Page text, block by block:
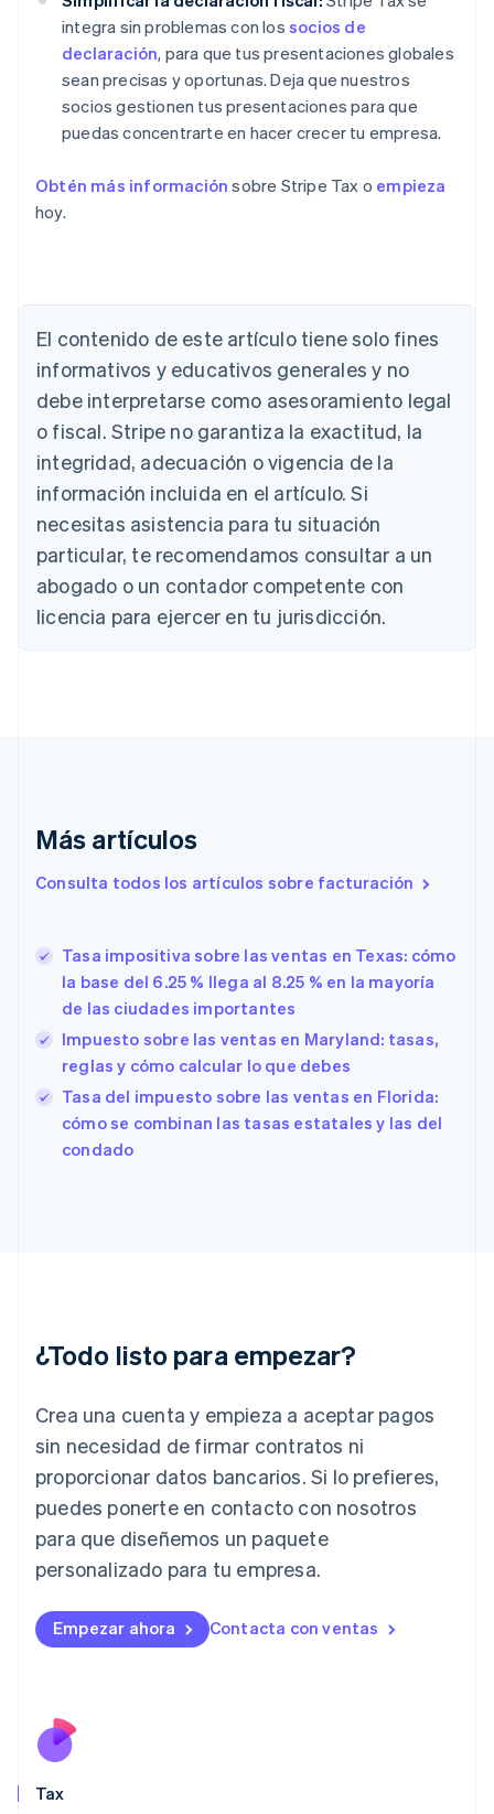
integra sin problemas con los socios de
declaración, para que tus presentaciones globales
sean precisas y oportunas. Deja que nuestros
socios gestionen tus presentaciones para que
puedas concentrarte en hacer crecer tu empresa.
Obtén más información sobre Stripe Tax o empieza
hoy.
El contenido de este artículo tiene solo fines
informativos y educativos generales y no
debe interpretarse como asesoramiento legal
o fiscal. Stripe no garantiza la exactitud, la
integridad, adecuación o vigencia de la
información incluida en el artículo. Si
necesitas asistencia para tu situación
particular, te recomendamos consultar a un
abogado o un contador competente con
licencia para ejercer en tu jurisdicción.
Más artículos
Consulta todos los artículos sobre facturación
Tasa impositiva sobre las ventas en Texas: cómo
la base del 6.25 % llega al 8.25 % en la mayoría
de las ciudades importantes
Impuesto sobre las ventas en Maryland: tasas,
reglas y cómo calcular lo que debes
Tasa del impuesto sobre las ventas en Florida:
cómo se combinan las tasas estatales y las del
condado
¿Todo listo para empezar?
Crea una cuenta y empieza a aceptar pagos
sin necesidad de firmar contratos ni
proporcionar datos bancarios. Si lo prefieres,
puedes ponerte en contacto con nosotros
para que diseñemos un paquete
personalizado para tu empresa.
Empezar ahora Contacta con ventas
Tax
Alemania
DeutschEnglish
Australia
Austria
DeutschEnglish
Bélgica
Brasil
PortuguêsEnglish
EnglishItaliano
English
Eslovaquia
English
Eslovenia
España
Español English
Estados Unidos
Español
Estonia
English
Hungría
English
Irlanda
Italia
ItalianoEnglish
Japón
English
Letonia
Liechtenstein
DeutschEnglish
Français
Malasia